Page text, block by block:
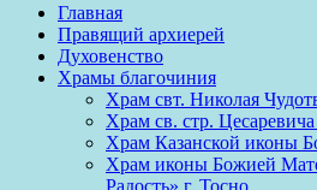
Главная
Правящий архиерей
Духовенство
Храмы благочиния
Храм свт. Николая
Храм св. стр.
Храм Казанской иконы
Храм иконы Божией
Радость» г. Тосно